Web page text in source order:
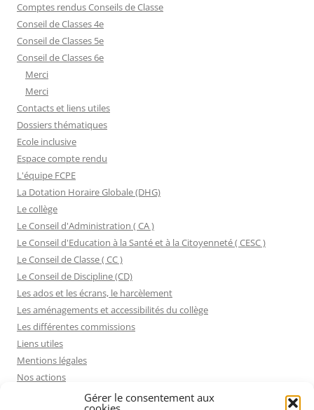
Gérer le consentement aux
Comptes rendus Conseils de Classe
Conseil de Classes 4e
Conseil de Classes 5e
Conseil de Classes 6e
Merci
Merci
Contacts et liens utiles
Dossiers thématiques
Ecole inclusive
Espace compte rendu
L'équipe FCPE
La Dotation Horaire Globale (DHG)
Le collège
Le Conseil d'Administration ( CA )
Le Conseil d'Education à la Santé et à la Citoyenneté ( CESC )
Le Conseil de Classe ( CC )
Le Conseil de Discipline (CD)
Les ados et les écrans, le harcèlement
Les aménagements et accessibilités du collège
Les différentes commissions
Liens utiles
Mentions légales
Nos actions
Politique de cookies (UE)